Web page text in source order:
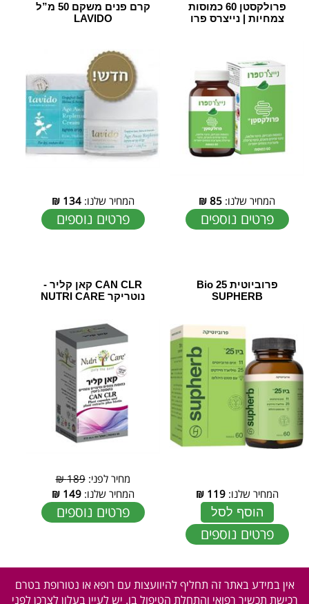
‎פרולקסטן 60 כמוסות
צמחיות | נייצרס פרו
המחיר שלנו: 85
₪
פרטים נוספים
קרם פנים משקם 50 מ”ל
LAVIDO
המחיר שלנו:134
₪
פרטים נוספים
פרוביוטית Bio 25
SUPHERB
המחיר שלנו:119
₪
הוסף לסל
פרטים נוספים
CAN CLR קאן קליר -
נוטריקר NUTRI CARE
מחיר לפני:189 ₪
המחיר שלנו:149
₪
פרטים נוספים
אין במידע באתר זה תחליף להיוועצות עם רופא או נטורופת בטרם
רכישת תכשיר רפואי והתחלת הטיפול בו. יש לעיין בעלון לצרכן לפני